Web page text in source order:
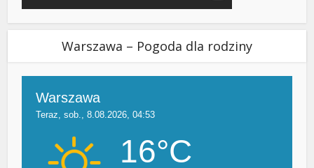
Warszawa – Pogoda dla rodziny